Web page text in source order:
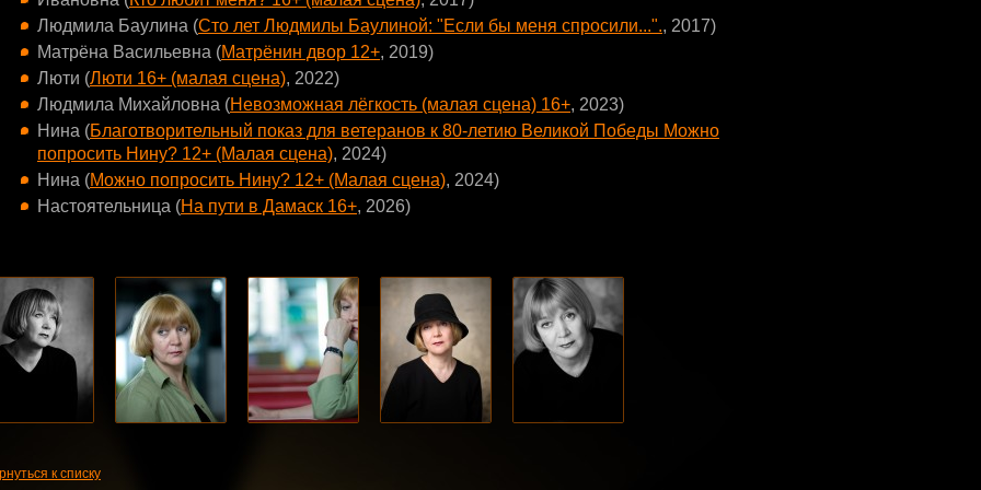
Людмила Баулина (Сто лет Людмилы Баулиной: "Если бы меня спросили..."., 2017)
Матрёна Васильевна (Матрёнин двор 12+, 2019)
Люти (Люти 16+ (малая сцена), 2022)
Людмила Михайловна (Невозможная лёгкость (малая сцена) 16+, 2023)
Нина (Благотворительный показ для ветеранов к 80-летию Великой Победы Можно
попросить Нину? 12+ (Малая сцена), 2024)
Нина (Можно попросить Нину? 12+ (Малая сцена), 2024)
Настоятельница (На пути в Дамаск 16+, 2026)
к списку